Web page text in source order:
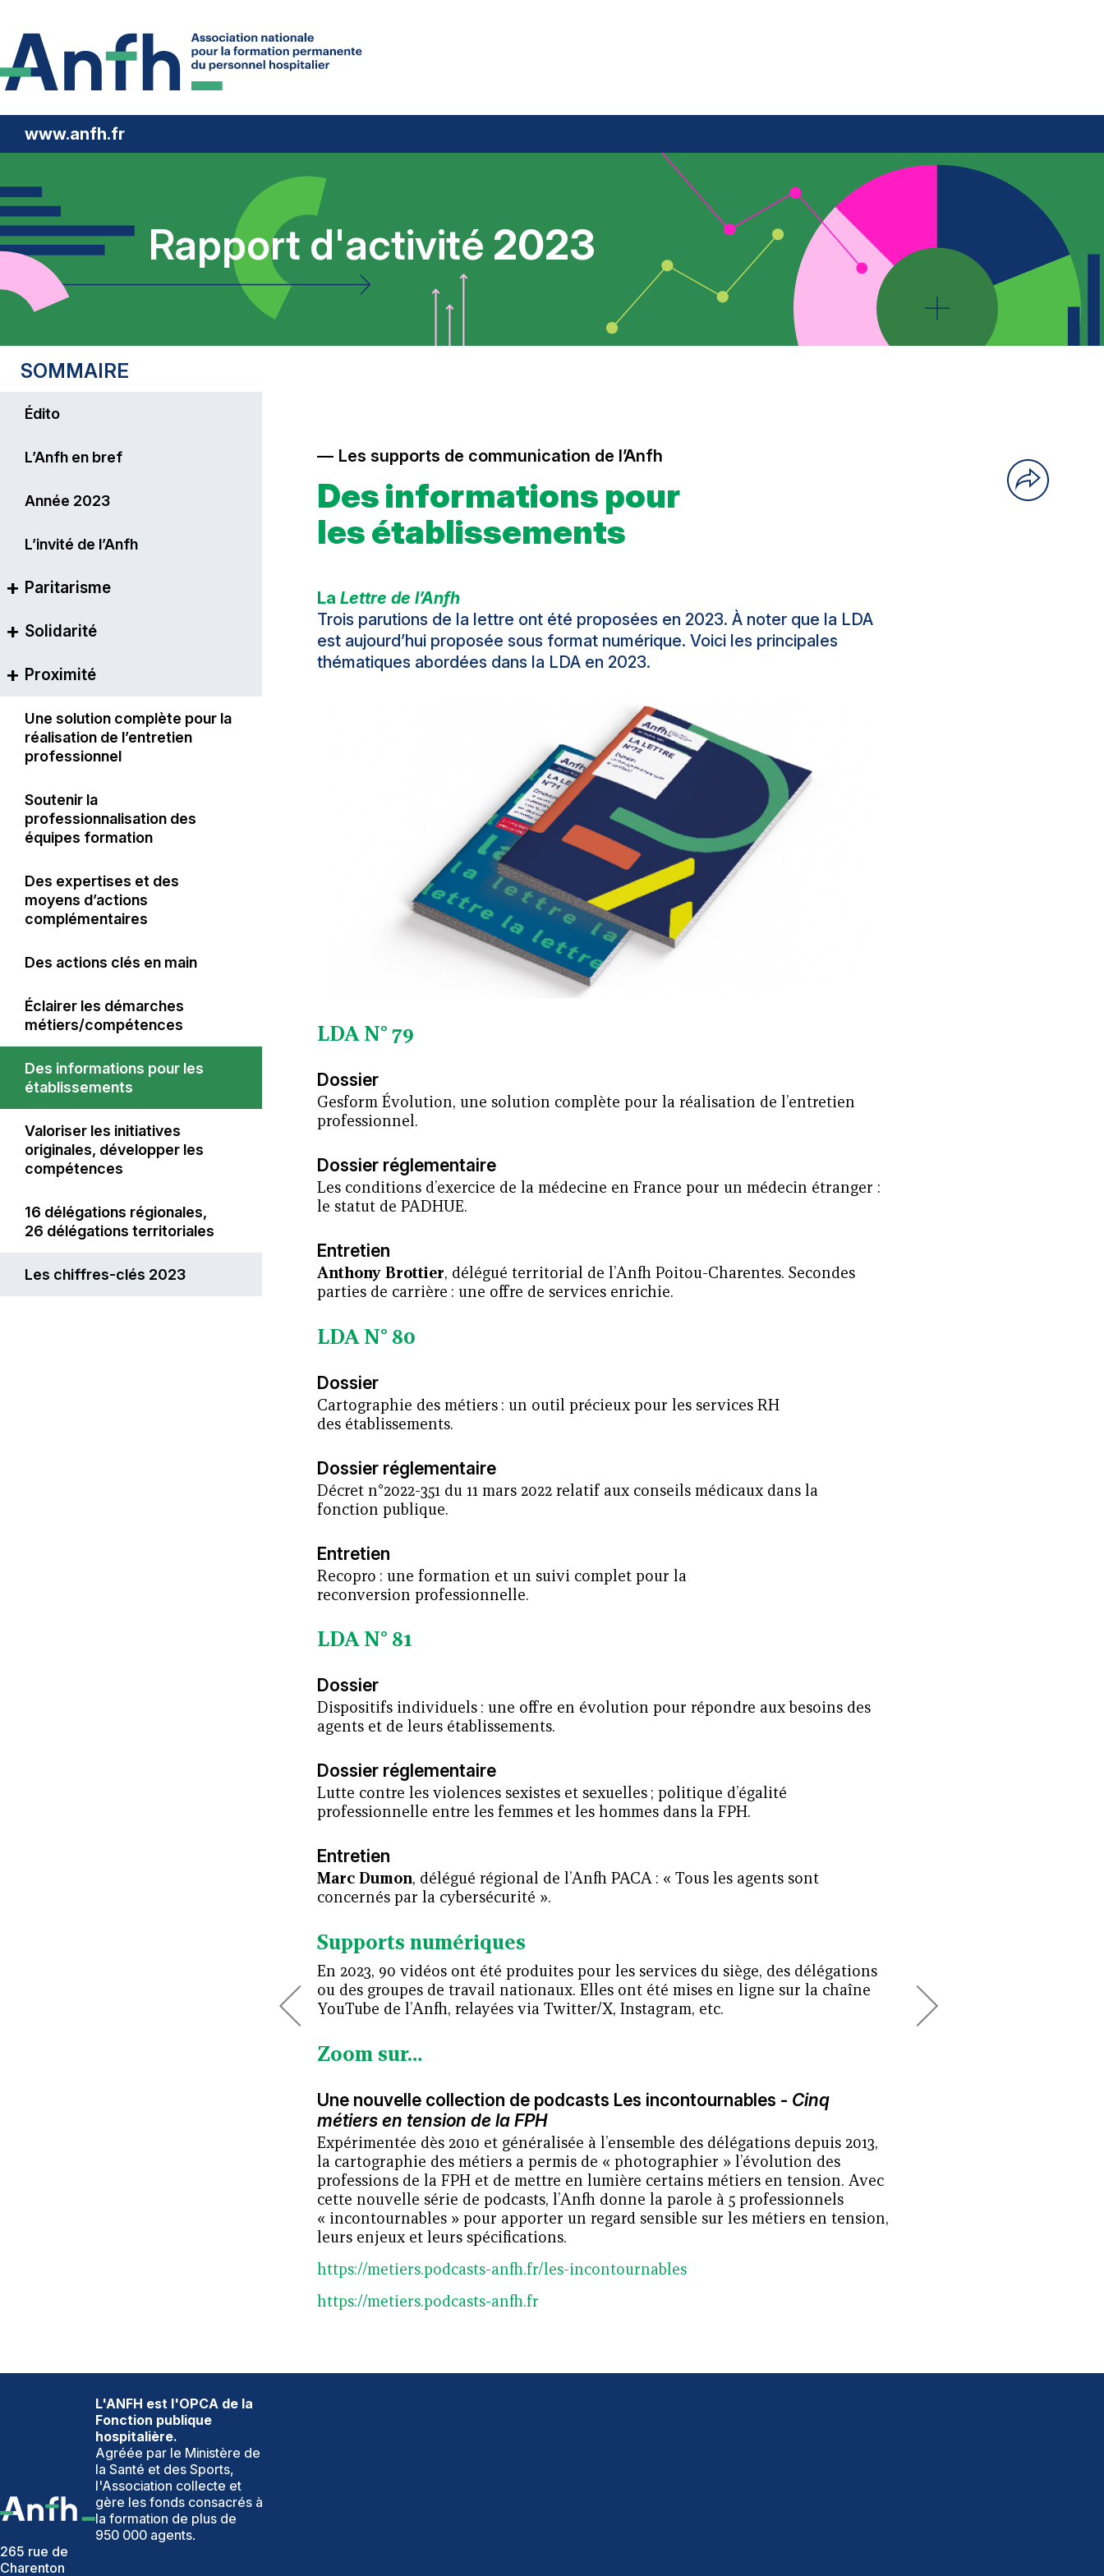
www.anfh.fr
Rapport d'activité 2023
Les supports de communication de l’Anfh
Des informations pour
les établissements
LaLettre de l’Anfh
Trois parutions de la lettre ont été proposées en 2023. À noter que la LDA
est aujourd’hui proposée sous format numérique. Voici les principales
thématiques abordées dans la LDA en 2023.
LDA N° 79
Dossier
Gesform Évolution, une solution complète pour la réalisation de l’entretien
professionnel.
Dossier réglementaire
Les conditions d’exercice de la médecine en France pour un médecin étranger :
le statut de PADHUE.
Entretien
Anthony Brottier, délégué territorial de l’Anfh Poitou-Charentes. Secondes
parties de carrière : une offre de services enrichie.
LDA N° 80
Dossier
Cartographie des métiers : un outil précieux pour les services RH
des établissements.
Dossier réglementaire
Décret n°2022-351 du 11 mars 2022 relatif aux conseils médicaux dans la
fonction publique.
Entretien
Recopro : une formation et un suivi complet pour la
reconversion professionnelle.
LDA N° 81
Dossier
Dispositifs individuels : une offre en évolution pour répondre aux besoins des
agents et de leurs établissements.
Dossier réglementaire
Lutte contre les violences sexistes et sexuelles ; politique d’égalité
professionnelle entre les femmes et les hommes dans la FPH.
Entretien
Marc Dumon, délégué régional de l’Anfh PACA : « Tous les agents sont
concernés par la cybersécurité ».
Supports numériques
En 2023, 90 vidéos ont été produites pour les services du siège, des délégations
ou des groupes de travail nationaux. Elles ont été mises en ligne sur la chaîne
YouTube de l’Anfh, relayées via Twitter/X, Instagram, etc.
Zoom sur…
Une nouvelle collection de podcasts Les incontournables - Cinq
métiers en tension de la FPH
Expérimentée dès 2010 et généralisée à l’ensemble des délégations depuis 2013,
la cartographie des métiers a permis de « photographier » l’évolution des
professions de la FPH et de mettre en lumière certains métiers en tension. Avec
cette nouvelle série de podcasts, l’Anfh donne la parole à 5 professionnels
« incontournables » pour apporter un regard sensible sur les métiers en tension,
leurs enjeux et leurs spécifications.
https://metiers.podcasts-anfh.fr/les-incontournables
https://metiers.podcasts-anfh.fr
SOMMAIRE
Édito
L’Anfh en bref
Année 2023
L’invité de l’Anfh
Paritarisme
Le principe du paritarisme
La formation continue plus
d’opportunités professionnelles
Projet stratégique
Faire évoluer les outils au gré
des besoins
Du DPC à la certification
périodique ?
Solidarité
Cinq fonds collectés
Articuler la formation avec la
stratégie d’établissement
diplôme
Progresser dans son parcours
Financer le développement
professionnel continu des
médecins
Proximité
Une solution complète pour la
réalisation de l’entretien
professionnel
Soutenir la
professionnalisation des
équipes formation
Des expertises et des
moyens d’actions
complémentaires
Des actions clés en main
Éclairer les démarches
métiers/compétences
Des informations pour les
établissements
Valoriser les initiatives
originales, développer les
compétences
16 délégations régionales,
26 délégations territoriales
Les chiffres-clés 2023
265 rue de
Charenton
L'ANFH est l'OPCA de la
Fonction publique
hospitalière.
Agréée par le Ministère de
la Santé et des Sports,
l'Association collecte et
gère les fonds consacrés à
la formation de plus de
950 000 agents.